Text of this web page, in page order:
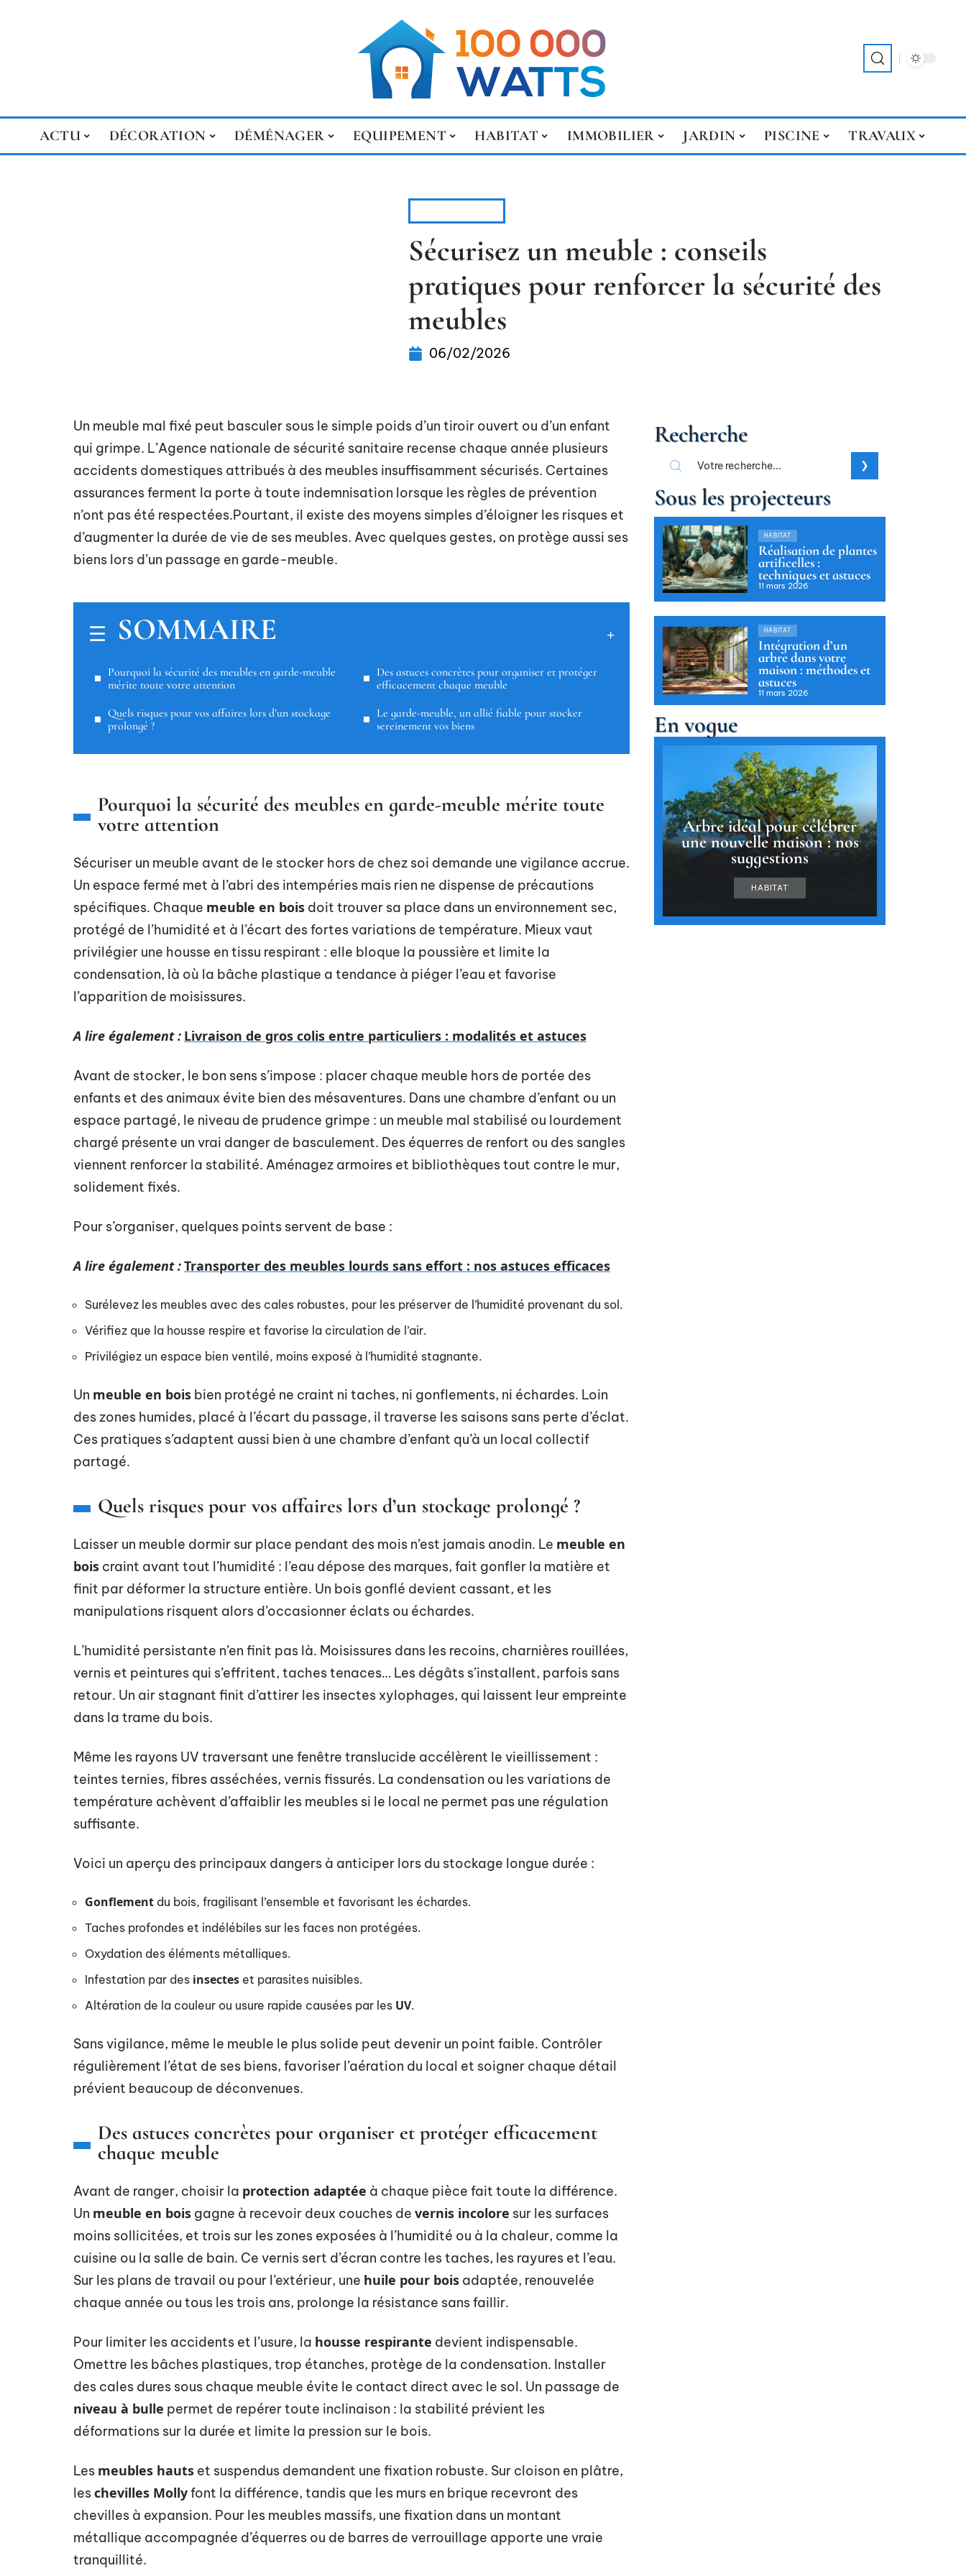
ACTU DÉCORATION DÉMÉNAGER EQUIPEMENT HABITAT IMMOBILIER JARDIN PISCINE TRAVAUX
Sécurisez un meuble : conseils
pratiques pour renforcer la sécurité des
meubles
06/02/2026
Un meuble mal fixé peut basculer sous le simple poids d’un tiroir ouvert ou d’un enfant
qui grimpe. L’Agence nationale de sécurité sanitaire recense chaque année plusieurs
accidents domestiques attribués à des meubles insuffisamment sécurisés. Certaines
assurances ferment la porte à toute indemnisation lorsque les règles de prévention
n’ont pas été respectées.Pourtant, il existe des moyens simples d’éloigner les risques et
d’augmenter la durée de vie de ses meubles. Avec quelques gestes, on protège aussi ses
biens lors d’un passage en garde-meuble.
SOMMAIRE
Pourquoi la sécurité des meubles en garde-meuble
mérite toute votre attention
Quels risques pour vos affaires lors d’un stockage
prolongé ?
Des astuces concrètes pour organiser et protéger
efficacement chaque meuble
Le garde-meuble, un allié fiable pour stocker
sereinement vos biens
Pourquoi la sécurité des meubles en garde-meuble mérite toute
votre attention
Sécuriser un meuble avant de le stocker hors de chez soi demande une vigilance accrue.
Un espace fermé met à l’abri des intempéries mais rien ne dispense de précautions
spécifiques. Chaque meuble en bois doit trouver sa place dans un environnement sec,
protégé de l’humidité et à l’écart des fortes variations de température. Mieux vaut
privilégier une housse en tissu respirant : elle bloque la poussière et limite la
condensation, là où la bâche plastique a tendance à piéger l’eau et favorise
l’apparition de moisissures.
A lire également : Livraison de gros colis entre particuliers : modalités et astuces
Avant de stocker, le bon sens s’impose : placer chaque meuble hors de portée des
enfants et des animaux évite bien des mésaventures. Dans une chambre d’enfant ou un
espace partagé, le niveau de prudence grimpe : un meuble mal stabilisé ou lourdement
chargé présente un vrai danger de basculement. Des équerres de renfort ou des sangles
viennent renforcer la stabilité. Aménagez armoires et bibliothèques tout contre le mur,
solidement fixés.
Pour s’organiser, quelques points servent de base :
A lire également :Transporter des meubles lourds sans effort : nos astuces efficaces
Surélevez les meubles avec des cales robustes, pour les préserver de l’humidité provenant du sol.
Vérifiez que la housse respire et favorise la circulation de l’air.
Privilégiez un espace bien ventilé, moins exposé à l’humidité stagnante.
Un meuble en bois bien protégé ne craint ni taches, ni gonflements, ni échardes. Loin
des zones humides, placé à l’écart du passage, il traverse les saisons sans perte d’éclat.
Ces pratiques s’adaptent aussi bien à une chambre d’enfant qu’à un local collectif
partagé.
Quels risques pour vos affaires lors d’un stockage prolongé ?
Laisser un meuble dormir sur place pendant des mois n’est jamais anodin. Le meuble en
bois craint avant tout l’humidité : l’eau dépose des marques, fait gonfler la matière et
finit par déformer la structure entière. Un bois gonflé devient cassant, et les
manipulations risquent alors d’occasionner éclats ou échardes.
L’humidité persistante n’en finit pas là. Moisissures dans les recoins, charnières rouillées,
vernis et peintures qui s’effritent, taches tenaces… Les dégâts s’installent, parfois sans
retour. Un air stagnant finit d’attirer les insectes xylophages, qui laissent leur empreinte
dans la trame du bois.
Même les rayons UV traversant une fenêtre translucide accélèrent le vieillissement :
teintes ternies, fibres asséchées, vernis fissurés. La condensation ou les variations de
température achèvent d’affaiblir les meubles si le local ne permet pas une régulation
suffisante.
Voici un aperçu des principaux dangers à anticiper lors du stockage longue durée :
Gonflement du bois, fragilisant l’ensemble et favorisant les échardes.
Taches profondes et indélébiles sur les faces non protégées.
Oxydation des éléments métalliques.
Infestation par des insectes et parasites nuisibles.
Altération de la couleur ou usure rapide causées par les UV.
Sans vigilance, même le meuble le plus solide peut devenir un point faible. Contrôler
régulièrement l’état de ses biens, favoriser l’aération du local et soigner chaque détail
prévient beaucoup de déconvenues.
Des astuces concrètes pour organiser et protéger efficacement
chaque meuble
Avant de ranger, choisir la protection adaptée à chaque pièce fait toute la différence.
Un meuble en bois gagne à recevoir deux couches de vernis incolore sur les surfaces
moins sollicitées, et trois sur les zones exposées à l’humidité ou à la chaleur, comme la
cuisine ou la salle de bain. Ce vernis sert d’écran contre les taches, les rayures et l’eau.
Sur les plans de travail ou pour l’extérieur, une huile pour bois adaptée, renouvelée
chaque année ou tous les trois ans, prolonge la résistance sans faillir.
Pour limiter les accidents et l’usure, la housse respirante devient indispensable.
Omettre les bâches plastiques, trop étanches, protège de la condensation. Installer
des cales dures sous chaque meuble évite le contact direct avec le sol. Un passage de
niveau à bulle permet de repérer toute inclinaison : la stabilité prévient les
déformations sur la durée et limite la pression sur le bois.
Les meubles hauts et suspendus demandent une fixation robuste. Sur cloison en plâtre,
leschevilles Mollyfont la différence, tandis que les murs en brique recevront des
chevilles à expansion. Pour les meubles massifs, une fixation dans un montant
métallique accompagnée d’équerres ou de barres de verrouillage apporte une vraie
tranquillité.
Recherche
Sous les projecteurs
HABITAT
Réalisation de plantes
artificelles :
techniques et astuces
11 mars 2026
HABITAT
Intégration d’un
arbre dans votre
maison : méthodes et
astuces
11 mars 2026
En vogue
Arbre idéal pour célébrer
une nouvelle maison : nos
suggestions
HABITAT